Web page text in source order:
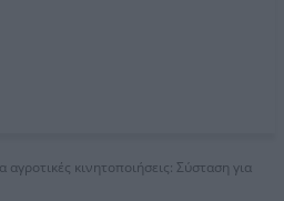
αγροτικές κινητοποιήσεις: Σύσταση για